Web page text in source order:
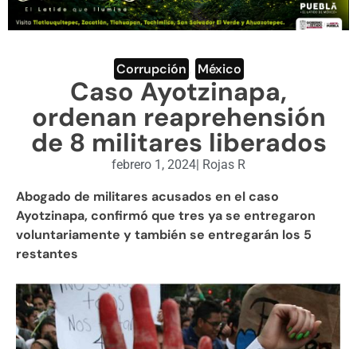
DEPORTES
ENGLISH SECTION
VIDEOS
Corrupción México
Caso Ayotzinapa,
ordenan reaprehensión
de 8 militares liberados
febrero 1, 2024| Rojas R
Abogado de militares acusados en el caso
Ayotzinapa, confirmó que tres ya se entregaron
voluntariamente y también se entregarán los 5
restantes